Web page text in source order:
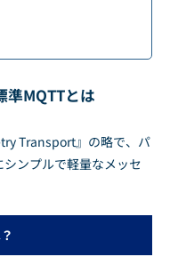
準MQTTとは
Transport』の略で、パ
ンプルで軽量なメッセ